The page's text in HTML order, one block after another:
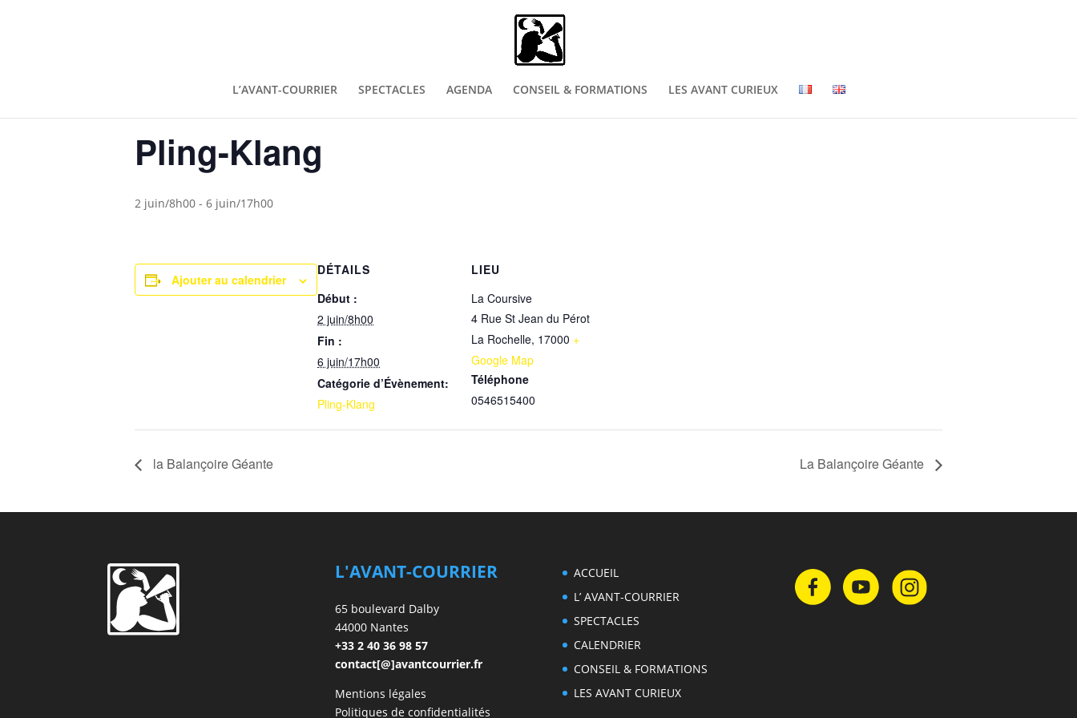
L’AVANT-COURRIER SPECTACLES AGENDA CONSEIL & FORMATIONS LES AVANT CURIEUX
Cet évènement est passé.
Pling-Klang
2 juin/8h00 - 6 juin/17h00
Ajouter au calendrier
DÉTAILS
Début :
2 juin/8h00
Fin :
6 juin/17h00
Catégorie d’Évènement:
Pling-Klang
LIEU
La Coursive
4 Rue St Jean du Pérot
La Rochelle, 17000 +
Google Map
Téléphone
0546515400
la Balançoire Géante La Balançoire Géante
L'AVANT-COURRIER
65 boulevard Dalby
44000 Nantes
+33 2 40 36 98 57
contact[@]avantcourrier.fr
Mentions légales
Politiques de confidentialités
ACCUEIL
L’ AVANT-COURRIER
SPECTACLES
CALENDRIER
CONSEIL & FORMATIONS
LES AVANT CURIEUX